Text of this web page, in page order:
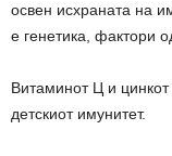
освен исхраната на
е генетика, фактори
Витаминот Ц и
детскиот имунитет.